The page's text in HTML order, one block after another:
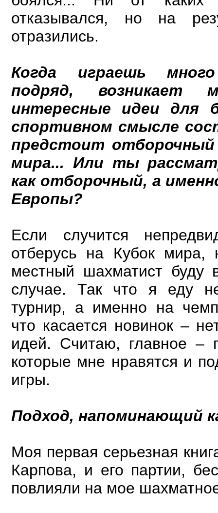
отказывался, но на
отразились.
Когда играешь много
подряд, возникает
интересные идеи для
спортивном смысле
предстоит отборочный
мира... Или ты
как отборочный, а
Европы?
Если случится
отберусь на Кубок мира,
местный шахматист буду
случае. Так что я еду
турнир, а именно на
что касается новинок –
идей. Считаю, главное –
которые мне нравятся и
игры.
Подход, напоминающий
Моя первая серьезная
Карпова, и его партии,
повлияли на мое